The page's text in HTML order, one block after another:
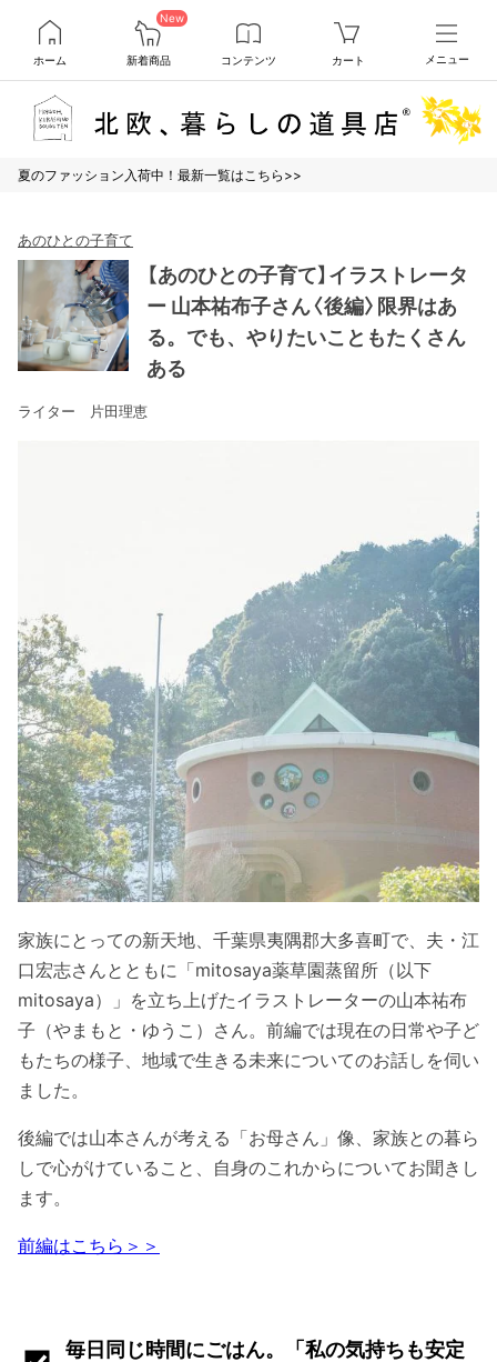
ホーム
New
新着商品 コンテンツ カート メニュー
夏のファッション入荷中！最新一覧はこちら>>
あのひとの子育て
【あのひとの子育て】イラストレータ
ー 山本祐布子さん〈後編〉限界はあ
る。でも、やりたいこともたくさん
ある
ライター 片田理恵
家族にとっての新天地、千葉県夷隅郡大多喜町で、夫・江
口宏志さんとともに「mitosaya薬草園蒸留所（以下
mitosaya）」を立ち上げたイラストレーターの山本祐布
子（やまもと・ゆうこ）さん。前編では現在の日常や子ど
もたちの様子、地域で生きる未来についてのお話しを伺い
ました。
後編では山本さんが考える「お母さん」像、家族との暮ら
しで心がけていること、自身のこれからについてお聞きし
ます。
前編はこちら＞＞
毎日同じ時間にごはん。「私の気持ちも安定